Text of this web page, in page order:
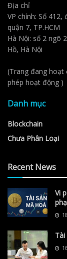
Địa chỉ
VP chính: Số
quận 7, TP.HCM
Hà Nội: số 2 ngõ
Hồ, Hà Nội
(Trang đang
phép hoạt động )
Danh mục
Blockchain
Chưa Phân Loại
Recent News
Vi